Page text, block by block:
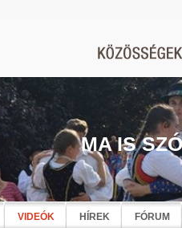
MA IS
VIDEÓK HÍREK FÓRUM